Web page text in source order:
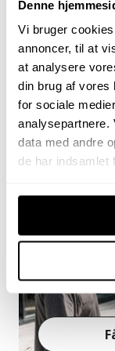
Denne
Vi bruger
annoncer, til at
at analysere
din brug af vores
for sociale
analysepartnere.
data med andre
de har indsamlet